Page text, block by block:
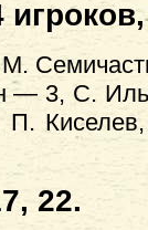
— 3, С.
П.
22.